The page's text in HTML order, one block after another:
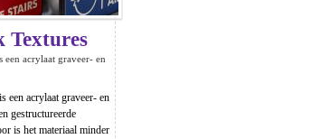
Textures
een acrylaat graveer- en
een acrylaat graveer- en
gestructureerde
is het materiaal minder